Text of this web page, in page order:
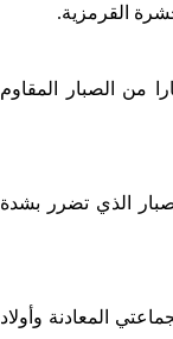
القرمزية.
الرائد، الذي يندرج في إطار استراتيجية “الجيل الأخضر 2020-2030″، زراعة 720 هكتارا من الصبار المقاوم
الذي تضرر بشدة
غلاف مالي إجمالي يقدر ب 7 ملايين و270 ألف درهم، غرس 200 هكتار بجماعتي المعادنة وأولاد